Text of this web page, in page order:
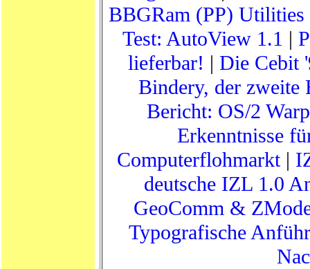
BBGRam (PP) Utilities
Test: AutoView 1.1 |
lieferbar! | Die Cebit
Bindery, der zweite
Bericht: OS/2
Erkenntnisse
Computerflohmarkt|
deutsche IZL 1.0
GeoComm &
Typografische